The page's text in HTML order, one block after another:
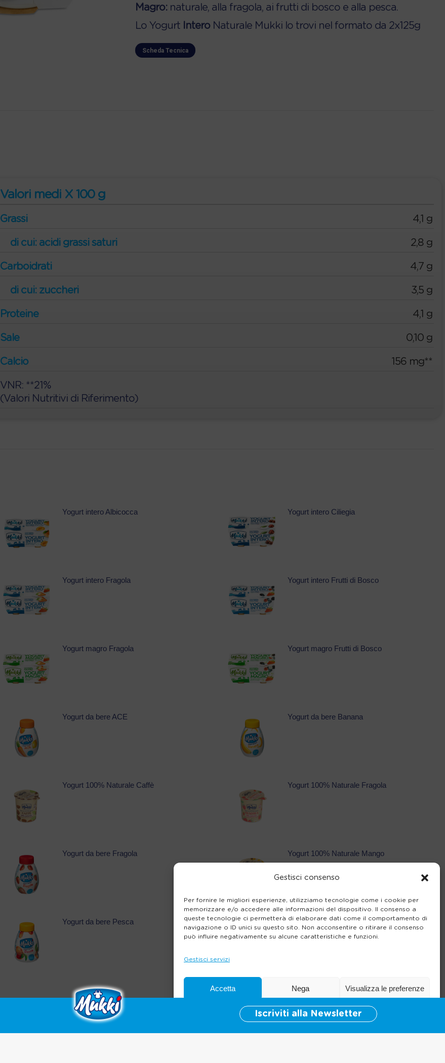
Gestisci consenso
Per fornire le migliori esperienze, utilizziamo tecnologie come i cookie per
memorizzare e/o accedere alle informazioni del dispositivo. Il consenso a
queste tecnologie ci permetterà di elaborare dati come il comportamento di
navigazione o ID unici su questo sito. Non acconsentire o ritirare il consenso
può influire negativamente su alcune caratteristiche e funzioni.
Gestisci servizi
Accetta Nega Visualizza le preferenze
Cookie Policy Informativa sulla Privacy
Magro: naturale, alla fragola, ai frutti di bosco e alla pesca.
Lo Yogurt Intero Naturale Mukki lo trovi nel formato da 2x125g
Scheda Tecnica
Valori medi X 100 g
Grassi 4,1 g
di cui: acidi grassi saturi 2,8 g
Carboidrati 4,7 g
di cui: zuccheri 3,5 g
Proteine 4,1 g
Sale 0,10 g
Calcio 156 mg**
VNR: **21%
(Valori Nutritivi di Riferimento)
Yogurt intero Albicocca Yogurt intero Ciliegia
Yogurt intero Fragola Yogurt intero Frutti di Bosco
Yogurt magro Fragola Yogurt magro Frutti di Bosco
Yogurt da bere ACE Yogurt da bere Banana
Yogurt 100% Naturale Caffè Yogurt 100% Naturale Fragola
Yogurt da bere Fragola Yogurt 100% Naturale Mango
Yogurt da bere Pesca
Iscriviti alla Newsletter